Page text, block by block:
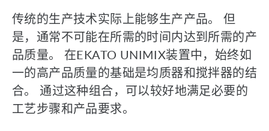
传统的生产技术实际上能够生产产品。 但
是，通常不可能在所需的时间内达到所需的产
品质量。 在EKATO UNIMIX装置中，始终如
一的高产品质量的基础是均质器和搅拌器的结
合。 通过这种组合，可以较好地满足必要的
工艺步骤和产品要求。